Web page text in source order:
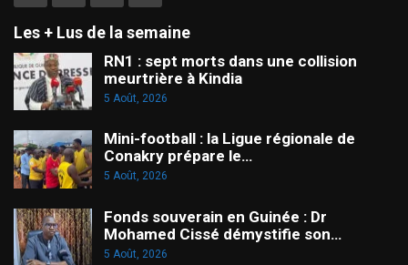
Les + Lus de la semaine
RN1 : sept morts dans une collision
meurtrière à Kindia
5 Août, 2026
Mini-football : la Ligue régionale de
Conakry prépare le…
5 Août, 2026
Fonds souverain en Guinée : Dr
Mohamed Cissé démystifie son…
5 Août, 2026